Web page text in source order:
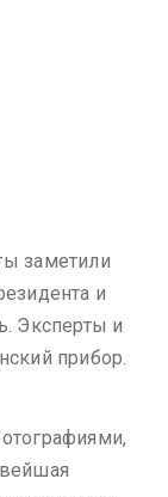
заметили
и
Эксперты и
прибор.